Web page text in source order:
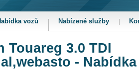
vozů Nabízené služby
Touareg 3.0 TDI
-